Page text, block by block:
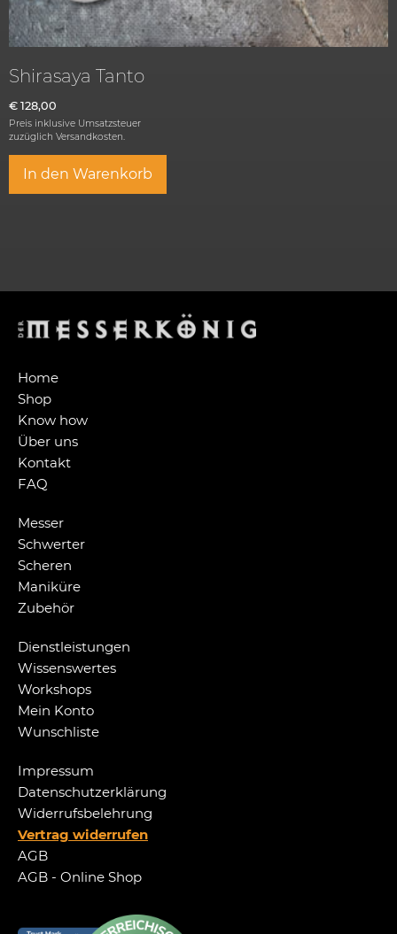
Shirasaya Tanto
€ 128,00
Preis inklusive Umsatzsteuer
zuzüglich Versandkosten.
In den Warenkorb
Home
Shop
Know how
Über uns
Kontakt
FAQ
Messer
Schwerter
Scheren
Maniküre
Zubehör
Dienstleistungen
Wissenswertes
Workshops
Mein Konto
Wunschliste
Impressum
Datenschutzerklärung
Widerrufsbelehrung
Vertrag widerrufen
AGB
AGB - Online Shop